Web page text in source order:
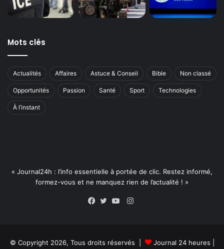
Mots clés
Actualités Affaires Astuce & Conseil Bible Non classé
Opportunités Passion Santé Sport Technologies
À l’instant
« Journal24h : l’info essentielle à portée de clic. Restez informé,
formez-vous et ne manquez rien de l’actualité ! »
Instagram
© Copyright 2026, Tous droits réservés | Journal 24 heures